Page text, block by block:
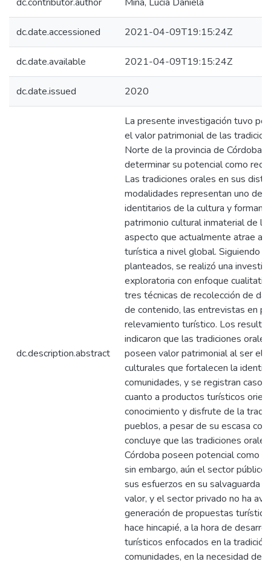
dc.date.accessioned 2021-04-09T19:15:24Z
dc.date.available 2021-04-09T19:15:24Z
dc.date.issued 2020
dc.description.abstract
La presente investigación tuvo
el valor patrimonial de las
Norte de la provincia de Córdoba,
determinar su potencial como
Las tradiciones orales en sus
modalidades representan uno de
identitarios de la cultura y forman
patrimonio cultural inmaterial de
aspecto que actualmente atrae a
turística a nivel global. Siguiendo
planteados, se realizó una
exploratoria con enfoque
tres técnicas de recolección de
de contenido, las entrevistas en
relevamiento turístico. Los
indicaron que las tradiciones
poseen valor patrimonial al ser
culturales que fortalecen la
comunidades, y se registran
cuanto a productos turísticos
conocimiento y disfrute de la
pueblos, a pesar de su escasa
concluye que las tradiciones
Córdoba poseen potencial como
sin embargo, aún el sector público
sus esfuerzos en su salvaguarda
valor, y el sector privado no ha
generación de propuestas
hace hincapié, a la hora de
turísticos enfocados en la
comunidades, en la necesidad de